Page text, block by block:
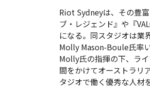
Riot Sydneyは、その豊
ブ・レジェンド』や『
になる。同スタジオは業
Molly Mason-Boule氏率
Molly氏の指揮の下、ラ
間をかけてオーストラリ
タジオで働く優秀な人材